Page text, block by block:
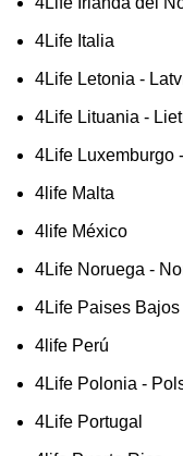
4Life Italia
4Life Letonia -
4Life Lituania -
4Life Luxemburgo
4life Malta
4life México
4Life Noruega -
4Life Paises
4life Perú
4Life Polonia -
4Life Portugal